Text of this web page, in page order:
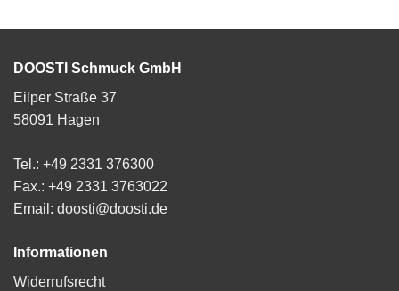
DOOSTI Schmuck GmbH
Eilper Straße 37
58091 Hagen
Tel.: +49 2331 376300
Fax.: +49 2331 3763022
Email: doosti@doosti.de
Informationen
Widerrufsrecht